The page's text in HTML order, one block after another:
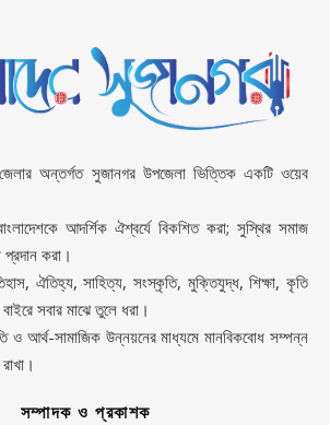
অন্তর্গত সুজানগর উপজেলা ভিত্তিক একটি ওয়েব
আদর্শিক ঐশ্বর্যে বিকশিত করা; সুস্থির সমাজ
প্রদান করা।
ঐতিহ্য, সাহিত্য, সংস্কৃতি, মুক্তিযুদ্ধ, শিক্ষা, কৃতি
সবার মাঝে তুলে ধরা।
ও আর্থ-সামাজিক উন্নয়নের মাধ্যমে মানবিকবোধ সম্পন্ন
সম্পাদক ও প্রকাশক